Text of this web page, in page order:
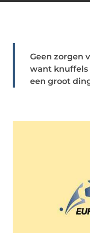
Geen zorgen
want knuffels
een groot